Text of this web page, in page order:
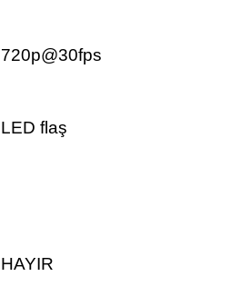
720p@30fps
LED flaş
HAYIR